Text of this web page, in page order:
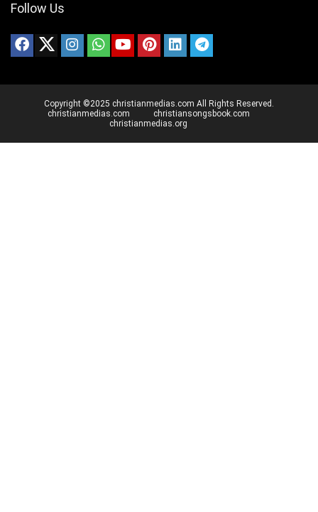
Follow Us
Copyright ©2025 christianmedias.com All Rights Reserved.
christianmedias.com
christiansongsbook.com
christianmedias.org